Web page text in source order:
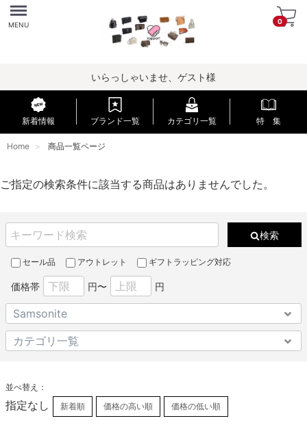
Menu
MENU 0
いらっしゃいませ、ゲスト様
新着情報 ブランド一覧 カテゴリ一覧 特 集
Home 商品一覧ページ
ご指定の検索条件に該当する商品はありませんでした。
検索
セール品 アウトレット ギフトラッピング対応
価格帯 円〜 円
並べ替え：
指定なし 新着順 価格の高い順 価格の低い順